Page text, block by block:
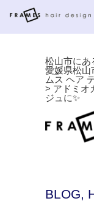
松山市にあ
愛媛県松山
ムス ヘア
> アドミオ
ジュに✨
BLOG,